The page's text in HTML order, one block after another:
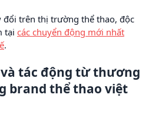
đổi trên thị trường thể thao, độc
tại các chuyển động mới nhất
.
tác động từ thương
brand thể thao việt